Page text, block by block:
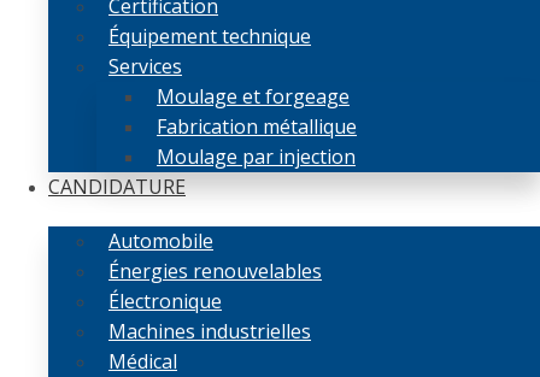
Certification
Équipement technique
Services
Moulage et forgeage
Fabrication métallique
Moulage par injection
CANDIDATURE
Automobile
Énergies renouvelables
Électronique
Machines industrielles
Médical